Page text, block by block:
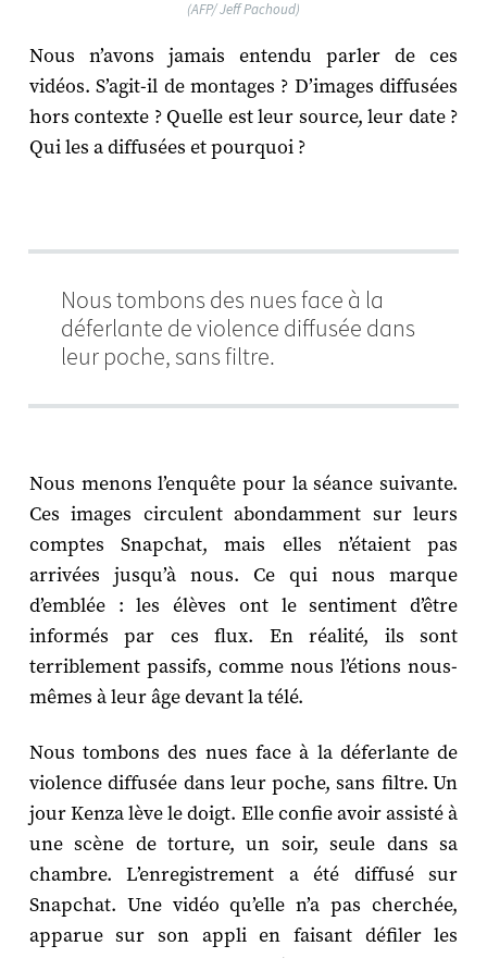
(AFP/ Jeff Pachoud)
Nous n’avons jamais entendu parler de ces
vidéos. S’agit-il de montages ? D’images diffusées
hors contexte ? Quelle est leur source, leur date ?
Qui les a diffusées et pourquoi ?
Nous tombons des nues face à la
déferlante de violence diffusée dans
leur poche, sans filtre.
Nous menons l’enquête pour la séance suivante.
Ces images circulent abondamment sur leurs
comptes Snapchat, mais elles n’étaient pas
arrivées jusqu’à nous. Ce qui nous marque
d’emblée : les élèves ont le sentiment d’être
informés par ces flux. En réalité, ils sont
terriblement passifs, comme nous l’étions nous-
mêmes à leur âge devant la télé.
Nous tombons des nues face à la déferlante de
violence diffusée dans leur poche, sans filtre. Un
jour Kenza lève le doigt. Elle confie avoir assisté à
une scène de torture, un soir, seule dans sa
chambre. L’enregistrement a été diffusé sur
Snapchat. Une vidéo qu’elle n’a pas cherchée,
apparue sur son appli en faisant défiler les